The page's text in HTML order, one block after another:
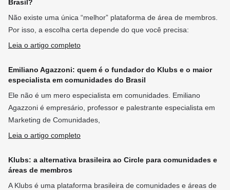
Brasil?
Não existe uma única “melhor” plataforma de área de membros.
Por isso, a escolha certa depende do que você precisa:
Leia o artigo completo
Emiliano Agazzoni: quem é o fundador do Klubs e o maior
especialista em comunidades do Brasil
Ele não é um mero especialista em comunidades. Emiliano
Agazzoni é empresário, professor e palestrante especialista em
Marketing de Comunidades,
Leia o artigo completo
Klubs: a alternativa brasileira ao Circle para comunidades e
áreas de membros
A Klubs é uma plataforma brasileira de comunidades e áreas de